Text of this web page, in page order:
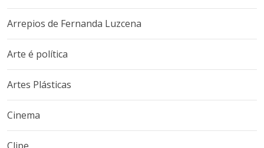
Arrepios de Fernanda Luzcena
Arte é política
Artes Plásticas
Cinema